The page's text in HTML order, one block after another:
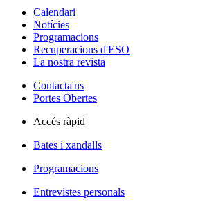
Calendari
Notícies
Programacions
Recuperacions d'ESO
La nostra revista
Contacta'ns
Portes Obertes
Accés ràpid
Bates i xandalls
Programacions
Entrevistes personals